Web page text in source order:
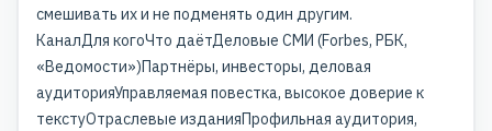
смешивать их и не подменять один другим.
КаналДля когоЧто даётДеловые СМИ (Forbes, РБК,
«Ведомости»)Партнёры, инвесторы, деловая
аудиторияУправляемая повестка, высокое доверие к
текстуОтраслевые изданияПрофильная аудитория,